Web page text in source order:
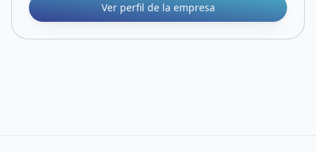
Ver perfil de la empresa